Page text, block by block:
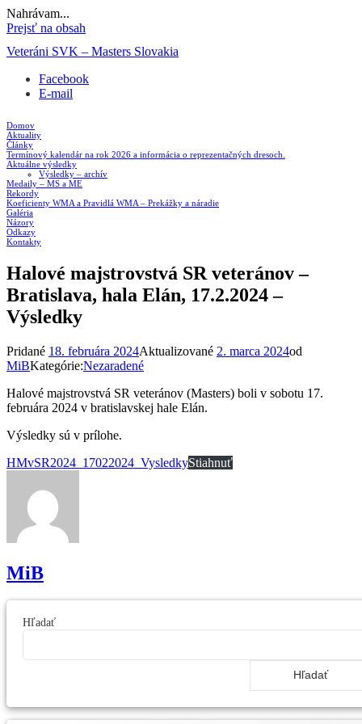
Nahrávam...
Prejsť na obsah
Veteráni SVK – Masters Slovakia
Facebook
E-mail
Domov
Aktuality
Články
Termínový kalendár na rok 2026 a informácia o reprezentačných dresoch.
Aktuálne výsledky
Výsledky – archív
Medaily – MS a ME
Rekordy
Koeficienty WMA a Pravidlá WMA – Prekážky a náradie
Galéria
Názory
Odkazy
Kontakty
Halové majstrovstvá SR veteránov –
Bratislava, hala Elán, 17.2.2024 –
Výsledky
Pridané 18. februára 2024Aktualizované 2. marca 2024od
MiBKategórie:Nezaradené
Halové majstrovstvá SR veteránov (Masters) boli v sobotu 17.
februára 2024 v bratislavskej hale Elán.
Výsledky sú v prílohe.
HMvSR2024_17022024_VysledkyStiahnuť
MiB
Hľadať
Hľadať